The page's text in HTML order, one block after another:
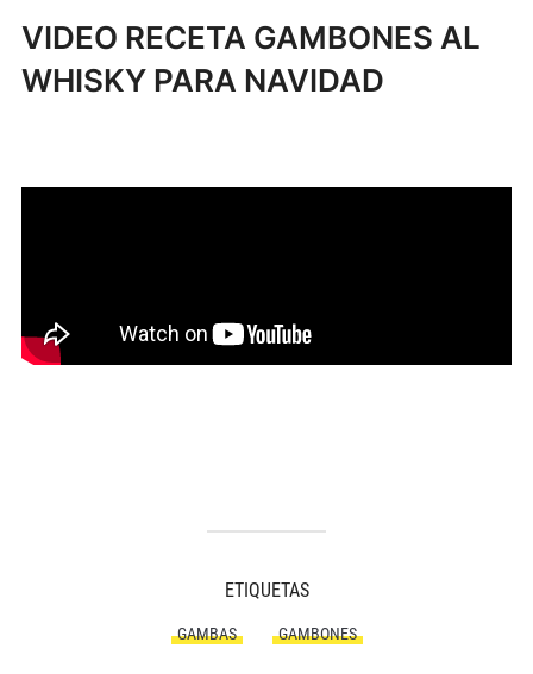
VIDEO RECETA GAMBONES AL
WHISKY PARA NAVIDAD
ETIQUETAS
GAMBAS GAMBONES